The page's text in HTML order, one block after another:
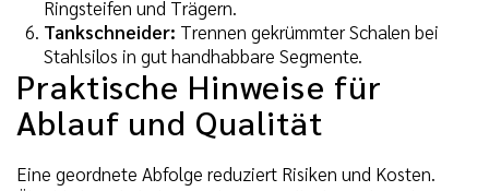
Ringsteifen und Trägern.
Tankschneider: Trennen gekrümmter Schalen bei
Stahlsilos in gut handhabbare Segmente.
Praktische Hinweise für
Ablauf und Qualität
Eine geordnete Abfolge reduziert Risiken und Kosten.